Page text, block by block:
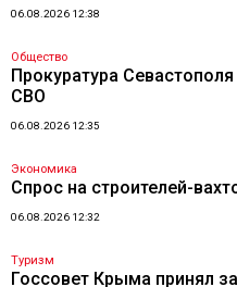
06.08.2026 12:38
Общество
Прокуратура
СВО
06.08.2026 12:35
Экономика
Спрос на строителей-
06.08.2026 12:32
Туризм
Госсовет Крыма принял